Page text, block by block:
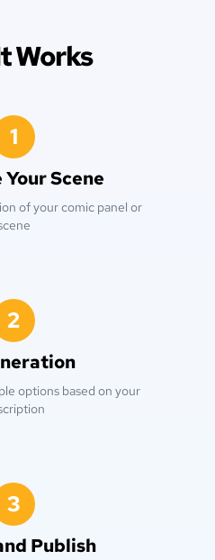
Works
1
Scene
of your comic panel or
2
options based on your
3
Publish